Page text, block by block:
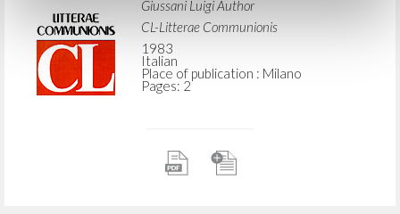
Giussani Luigi Author
CL-Litterae Communionis
1983
Italian
Place of publication : Milano
Pages: 2